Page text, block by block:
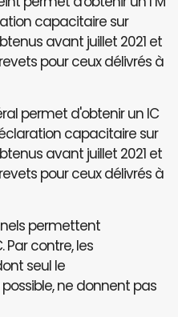
capacitaire sur
avant juillet 2021 et
pour ceux délivrés à
permet d'obtenir un IC
capacitaire sur
avant juillet 2021 et
pour ceux délivrés à
permettent
contre, les
seul le
ne donnent pas